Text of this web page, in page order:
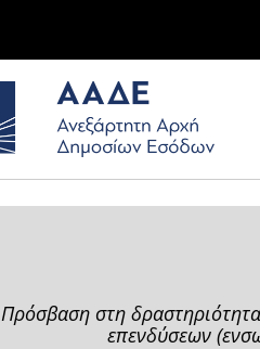
Πρόσβαση στη
επενδύσεων